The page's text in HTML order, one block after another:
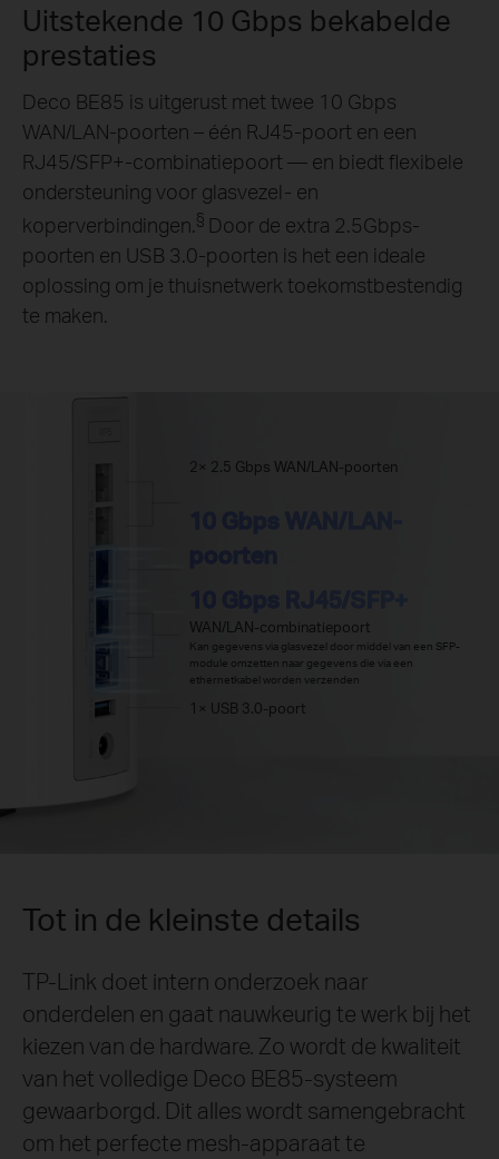
Uitstekende 10 Gbps bekabelde
prestaties
Deco BE85 is uitgerust met twee 10 Gbps
WAN/LAN-poorten – één RJ45-poort en een
RJ45/SFP+-combinatiepoort — en biedt flexibele
ondersteuning voor glasvezel- en
koperverbindingen.§ Door de extra 2.5Gbps-
poorten en USB 3.0-poorten is het een ideale
oplossing om je thuisnetwerk toekomstbestendig
te maken.
2× 2.5 Gbps WAN/LAN-poorten
WAN/LAN-combinatiepoort
Kan gegevens via glasvezel door middel van een SFP-
module omzetten naar gegevens die via een
ethernetkabel worden verzenden
1× USB 3.0-poort
Tot in de kleinste details
TP-Link doet intern onderzoek naar
onderdelen en gaat nauwkeurig te werk bij het
kiezen van de hardware. Zo wordt de kwaliteit
van het volledige Deco BE85-systeem
gewaarborgd. Dit alles wordt samengebracht
om het perfecte mesh-apparaat te